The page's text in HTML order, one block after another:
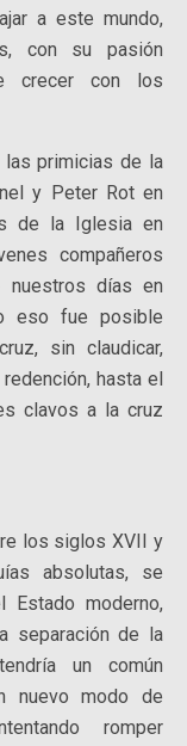
a este mundo,
con su pasión
crecer con los
primicias de la
y Peter Rot en
de la Iglesia en
compañeros
días en
eso fue posible
sin claudicar,
hasta el
clavos a la cruz
los siglos XVII y
absolutas, se
Estado moderno,
separación de la
un común
nuevo modo de
romper